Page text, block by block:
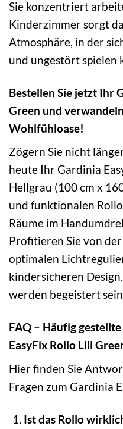
Sie konzentriert
Kinderzimmer sorgt
Atmosphäre, in der
und ungestört spielen
Bestellen Sie jetzt Ihr
Green und
Wohlfühloase!
Zögern Sie nicht
heute Ihr Gardinia
Hellgrau (100 cm x
und funktionalen
Räume im
Profitieren Sie von
optimalen
kindersicheren
werden begeistert
FAQ – Häufig
EasyFix Rollo Lili
Hier finden Sie
Fragen zum Gardinia
Ist das Rollo